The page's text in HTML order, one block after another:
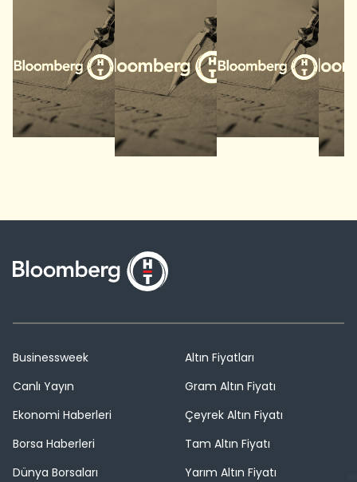
Businessweek
Canlı Yayın
Ekonomi Haberleri
Borsa Haberleri
Dünya Borsaları
Altın Fiyatları
Gram Altın Fiyatı
Çeyrek Altın Fiyatı
Tam Altın Fiyatı
Yarım Altın Fiyatı